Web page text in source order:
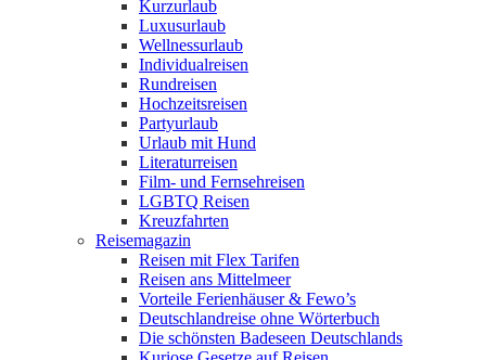
Kurzurlaub
Luxusurlaub
Wellnessurlaub
Individualreisen
Rundreisen
Hochzeitsreisen
Partyurlaub
Urlaub mit Hund
Literaturreisen
Film- und Fernsehreisen
LGBTQ Reisen
Kreuzfahrten
Reisemagazin
Reisen mit Flex Tarifen
Reisen ans Mittelmeer
Vorteile Ferienhäuser & Fewo’s
Deutschlandreise ohne Wörterbuch
Die schönsten Badeseen Deutschlands